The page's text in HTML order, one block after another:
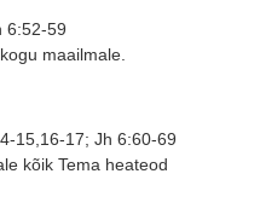
6:52-59
maailmale.
15,16-17; Jh 6:60-69
kõik Tema heateod